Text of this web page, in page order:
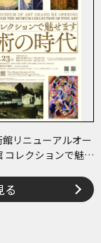
リニューアルオー
レクションで魅せ
る